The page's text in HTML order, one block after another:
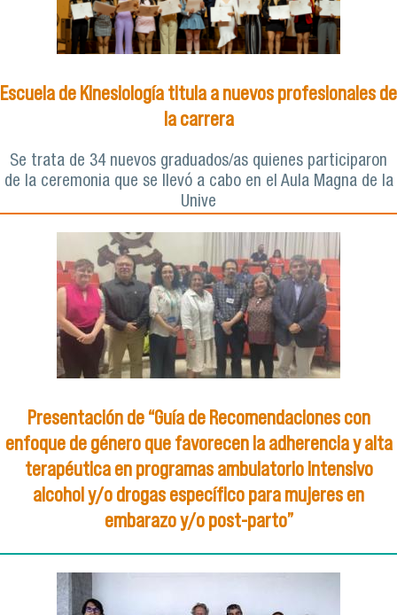
Escuela de Kinesiología titula a nuevos profesionales de
la carrera
Se trata de 34 nuevos graduados/as quienes participaron
de la ceremonia que se llevó a cabo en el Aula Magna de la
Unive
Presentación de “Guía de Recomendaciones con
enfoque de género que favorecen la adherencia y alta
terapéutica en programas ambulatorio intensivo
alcohol y/o drogas específico para mujeres en
embarazo y/o post-parto”